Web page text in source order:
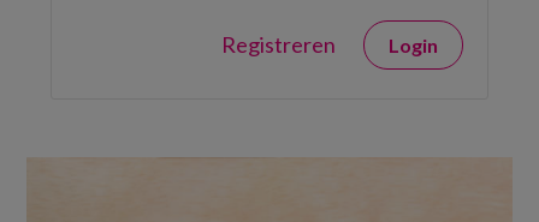
Registreren Login